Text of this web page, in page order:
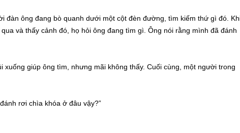
đàn ông đang bò quanh dưới một cột đèn đường, tìm kiếm thứ gì đó.
và thấy cảnh đó, họ hỏi ông đang tìm gì. Ông nói rằng mình đã đánh
xuống giúp ông tìm, nhưng mãi không thấy. Cuối cùng, một người trong
rơi chìa khóa ở đâu vậy?”